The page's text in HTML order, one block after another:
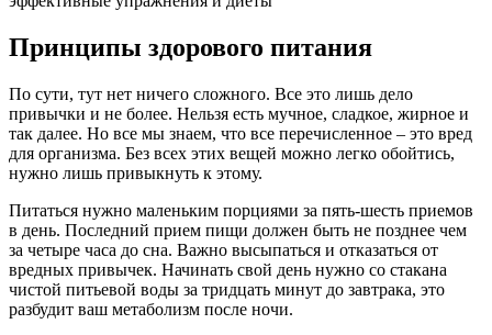
Принципы здорового питания
По сути, тут нет ничего сложного. Все это лишь дело
привычки и не более. Нельзя есть мучное, сладкое, жирное и
так далее. Но все мы знаем, что все перечисленное – это вред
для организма. Без всех этих вещей можно легко обойтись,
нужно лишь привыкнуть к этому.
Питаться нужно маленьким порциями за пять-шесть приемов
в день. Последний прием пищи должен быть не позднее чем
за четыре часа до сна. Важно высыпаться и отказаться от
вредных привычек. Начинать свой день нужно со стакана
чистой питьевой воды за тридцать минут до завтрака, это
разбудит ваш метаболизм после ночи.